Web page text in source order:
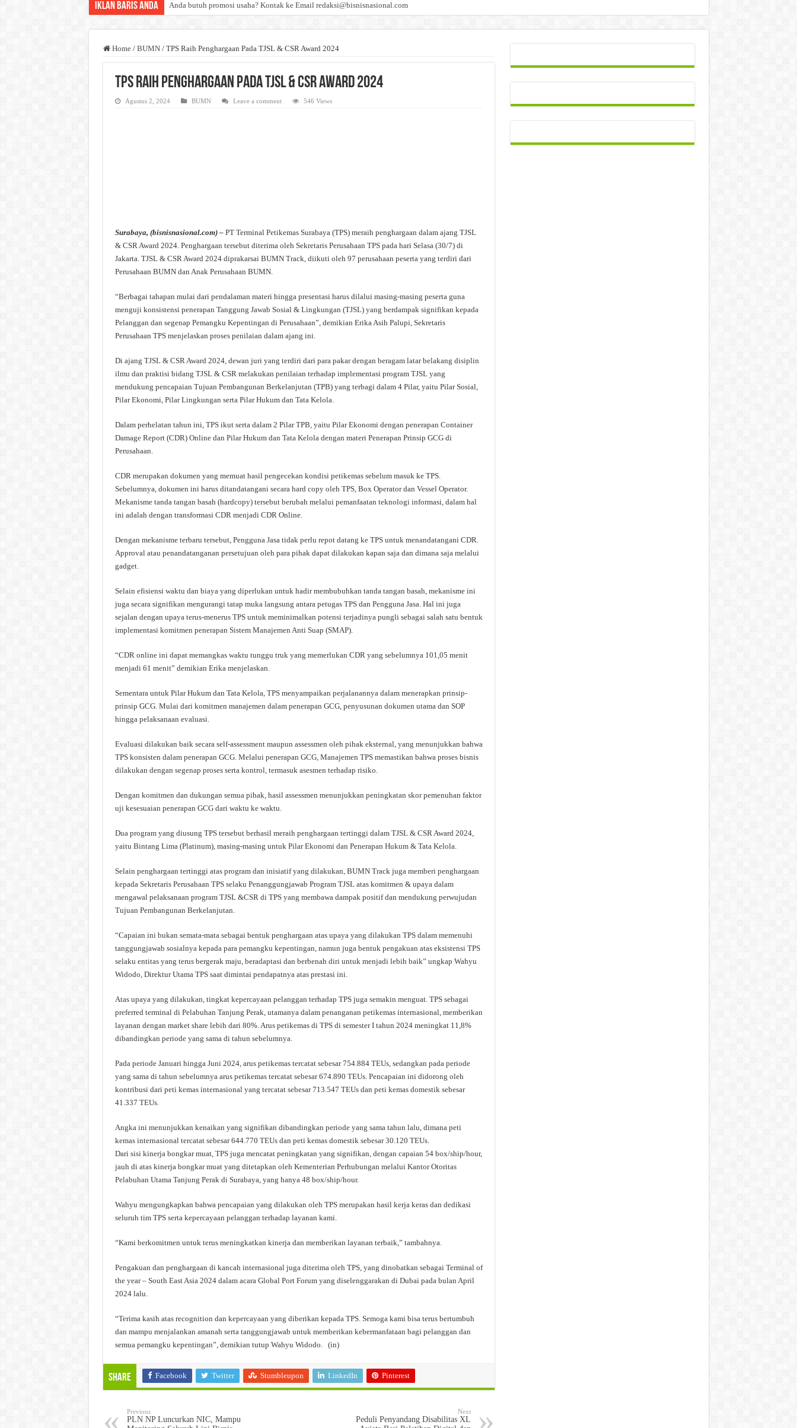
Iklan Baris Anda Anda butuh promosi usaha? Kontak ke Email redaksi@bisnisnasional.com
Home / BUMN / TPS Raih Penghargaan Pada TJSL & CSR Award 2024
TPS Raih Penghargaan Pada TJSL & CSR Award 2024
Agustus 2, 2024 BUMN Leave a comment 546 Views
Surabaya, (bisnisnasional.com) –PT Terminal Petikemas Surabaya (TPS) meraih penghargaan dalam ajang TJSL
& CSR Award 2024. Penghargaan tersebut diterima oleh Sekretaris Perusahaan TPS pada hari Selasa (30/7) di
Jakarta. TJSL & CSR Award 2024 diprakarsai BUMN Track, diikuti oleh 97 perusahaan peserta yang terdiri dari
Perusahaan BUMN dan Anak Perusahaan BUMN.
“Berbagai tahapan mulai dari pendalaman materi hingga presentasi harus dilalui masing-masing peserta guna
menguji konsistensi penerapan Tanggung Jawab Sosial & Lingkungan (TJSL) yang berdampak signifikan kepada
Pelanggan dan segenap Pemangku Kepentingan di Perusahaan”, demikian Erika Asih Palupi, Sekretaris
Perusahaan TPS menjelaskan proses penilaian dalam ajang ini.
Di ajang TJSL & CSR Award 2024, dewan juri yang terdiri dari para pakar dengan beragam latar belakang disiplin
ilmu dan praktisi bidang TJSL & CSR melakukan penilaian terhadap implementasi program TJSL yang
mendukung pencapaian Tujuan Pembangunan Berkelanjutan (TPB) yang terbagi dalam 4 Pilar, yaitu Pilar Sosial,
Pilar Ekonomi, Pilar Lingkungan serta Pilar Hukum dan Tata Kelola.
Dalam perhelatan tahun ini, TPS ikut serta dalam 2 Pilar TPB, yaitu Pilar Ekonomi dengan penerapan Container
Damage Report (CDR) Online dan Pilar Hukum dan Tata Kelola dengan materi Penerapan Prinsip GCG di
Perusahaan.
CDR merupakan dokumen yang memuat hasil pengecekan kondisi petikemas sebelum masuk ke TPS.
Sebelumnya, dokumen ini harus ditandatangani secara hard copy oleh TPS, Box Operator dan Vessel Operator.
Mekanisme tanda tangan basah (hardcopy) tersebut berubah melalui pemanfaatan teknologi informasi, dalam hal
ini adalah dengan transformasi CDR menjadi CDR Online.
Dengan mekanisme terbaru tersebut, Pengguna Jasa tidak perlu repot datang ke TPS untuk menandatangani CDR.
Approval atau penandatanganan persetujuan oleh para pihak dapat dilakukan kapan saja dan dimana saja melalui
gadget.
Selain efisiensi waktu dan biaya yang diperlukan untuk hadir membubuhkan tanda tangan basah, mekanisme ini
juga secara signifikan mengurangi tatap muka langsung antara petugas TPS dan Pengguna Jasa. Hal ini juga
sejalan dengan upaya terus-menerus TPS untuk meminimalkan potensi terjadinya pungli sebagai salah satu bentuk
implementasi komitmen penerapan Sistem Manajemen Anti Suap (SMAP).
“CDR online ini dapat memangkas waktu tunggu truk yang memerlukan CDR yang sebelumnya 101,05 menit
menjadi 61 menit” demikian Erika menjelaskan.
Sementara untuk Pilar Hukum dan Tata Kelola, TPS menyampaikan perjalanannya dalam menerapkan prinsip-
prinsip GCG. Mulai dari komitmen manajemen dalam penerapan GCG, penyusunan dokumen utama dan SOP
hingga pelaksanaan evaluasi.
Evaluasi dilakukan baik secara self-assessment maupun assessmen oleh pihak eksternal, yang menunjukkan bahwa
TPS konsisten dalam penerapan GCG. Melalui penerapan GCG, Manajemen TPS memastikan bahwa proses bisnis
dilakukan dengan segenap proses serta kontrol, termasuk asesmen terhadap risiko.
Dengan komitmen dan dukungan semua pihak, hasil assessmen menunjukkan peningkatan skor pemenuhan faktor
uji kesesuaian penerapan GCG dari waktu ke waktu.
Dua program yang diusung TPS tersebut berhasil meraih penghargaan tertinggi dalam TJSL & CSR Award 2024,
yaitu Bintang Lima (Platinum), masing-masing untuk Pilar Ekonomi dan Penerapan Hukum & Tata Kelola.
Selain penghargaan tertinggi atas program dan inisiatif yang dilakukan, BUMN Track juga memberi penghargaan
kepada Sekretaris Perusahaan TPS selaku Penanggungjawab Program TJSL atas komitmen & upaya dalam
mengawal pelaksanaan program TJSL &CSR di TPS yang membawa dampak positif dan mendukung perwujudan
Tujuan Pembangunan Berkelanjutan.
“Capaian ini bukan semata-mata sebagai bentuk penghargaan atas upaya yang dilakukan TPS dalam memenuhi
tanggungjawab sosialnya kepada para pemangku kepentingan, namun juga bentuk pengakuan atas eksistensi TPS
selaku entitas yang terus bergerak maju, beradaptasi dan berbenah diri untuk menjadi lebih baik” ungkap Wahyu
Widodo, Direktur Utama TPS saat dimintai pendapatnya atas prestasi ini.
Atas upaya yang dilakukan, tingkat kepercayaan pelanggan terhadap TPS juga semakin menguat. TPS sebagai
preferred terminal di Pelabuhan Tanjung Perak, utamanya dalam penanganan petikemas internasional, memberikan
layanan dengan market share lebih dari 80%. Arus petikemas di TPS di semester I tahun 2024 meningkat 11,8%
dibandingkan periode yang sama di tahun sebelumnya.
Pada periode Januari hingga Juni 2024, arus petikemas tercatat sebesar 754.884 TEUs, sedangkan pada periode
yang sama di tahun sebelumnya arus petikemas tercatat sebesar 674.890 TEUs. Pencapaian ini didorong oleh
kontribusi dari peti kemas internasional yang tercatat sebesar 713.547 TEUs dan peti kemas domestik sebesar
41.337 TEUs.
Angka ini menunjukkan kenaikan yang signifikan dibandingkan periode yang sama tahun lalu, dimana peti
kemas internasional tercatat sebesar 644.770 TEUs dan peti kemas domestik sebesar 30.120 TEUs.
Dari sisi kinerja bongkar muat, TPS juga mencatat peningkatan yang signifikan, dengan capaian 54 box/ship/hour,
jauh di atas kinerja bongkar muat yang ditetapkan oleh Kementerian Perhubungan melalui Kantor Otoritas
Pelabuhan Utama Tanjung Perak di Surabaya, yang hanya 48 box/ship/hour.
Wahyu mengungkapkan bahwa pencapaian yang dilakukan oleh TPS merupakan hasil kerja keras dan dedikasi
seluruh tim TPS serta kepercayaan pelanggan terhadap layanan kami.
“Kami berkomitmen untuk terus meningkatkan kinerja dan memberikan layanan terbaik,” tambahnya.
Pengakuan dan penghargaan di kancah internasional juga diterima oleh TPS, yang dinobatkan sebagai Terminal of
the year – South East Asia 2024 dalam acara Global Port Forum yang diselenggarakan di Dubai pada bulan April
2024 lalu.
“Terima kasih atas recognition dan kepercayaan yang diberikan kepada TPS. Semoga kami bisa terus bertumbuh
dan mampu menjalankan amanah serta tanggungjawab untuk memberikan kebermanfataan bagi pelanggan dan
semua pemangku kepentingan”, demikian tutup Wahyu Widodo. (in)
Share Facebook Twitter Stumbleupon LinkedIn Pinterest
Previous
PLN NP Luncurkan NIC, Mampu
Next
Peduli Penyandang Disabilitas XL